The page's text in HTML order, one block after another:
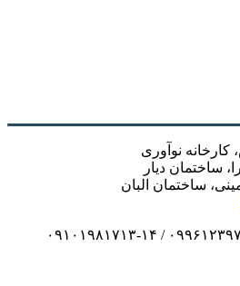
کارخانه نوآوری
ساختمان دیار
ساختمان البان